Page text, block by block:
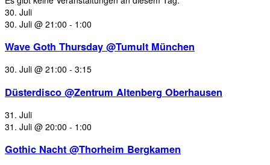
30. Juli
30. Juli @ 21:00 - 1:00
Wave Goth Thursday @Tumult München
30. Juli @ 21:00 - 3:15
Düsterdisco @Zentrum Altenberg Oberhausen
31. Juli
31. Juli @ 20:00 - 1:00
Gothic Nacht @Thorheim Bergkamen